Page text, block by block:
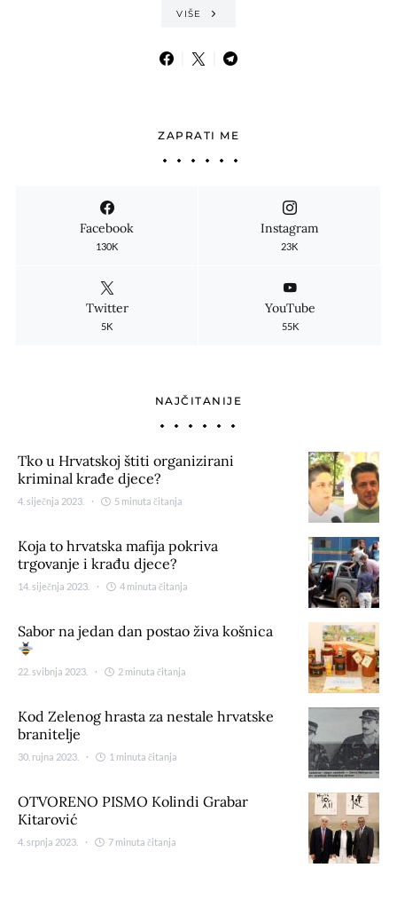
VIŠE
ZAPRATI ME
Facebook
130K
Instagram
23K
Twitter
5K
YouTube
55K
NAJČITANIJE
Tko u Hrvatskoj štiti organizirani
kriminal krađe djece?
4. siječnja 2023. 5 minuta čitanja
Koja to hrvatska mafija pokriva
trgovanje i krađu djece?
14. siječnja 2023. 4 minuta čitanja
Sabor na jedan dan postao živa košnica
22. svibnja 2023. 2 minuta čitanja
Kod Zelenog hrasta za nestale hrvatske
branitelje
30. rujna 2023. 1 minuta čitanja
OTVORENO PISMO Kolindi Grabar
Kitarović
4. srpnja 2023. 7 minuta čitanja